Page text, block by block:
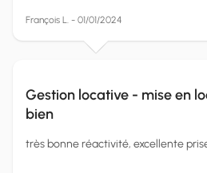
François L. - 01/01/2024
Gestion locative - mise en
bien
très bonne réactivité, excellente